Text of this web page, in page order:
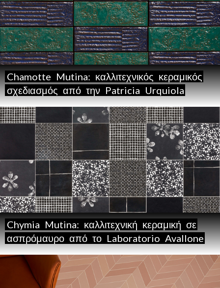
Chamotte Mutina: καλλιτεχνικός κεραμικός
σχεδιασμός από την Patricia Urquiola
Chymia Mutina: καλλιτεχνική κεραμική σε
ασπρόμαυρο από το Laboratorio Avallone